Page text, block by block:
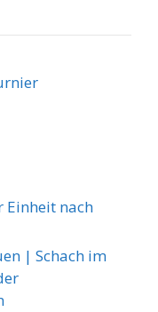
Einheit nach
| Schach im